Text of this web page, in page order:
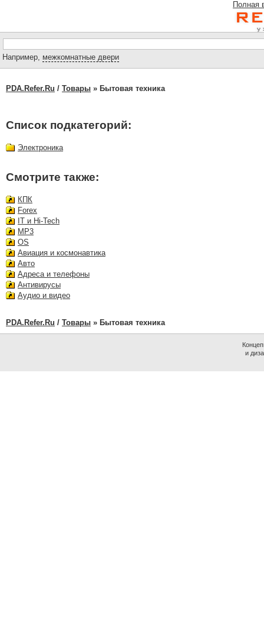
Полная
Например, межкомнатные двери
PDA.Refer.Ru / Товары » Бытовая техника
Список подкатегорий:
Электроника
Смотрите также:
КПК
Forex
IT и Hi-Tech
MP3
OS
Авиация и космонавтика
Авто
Адреса и телефоны
Антивирусы
Аудио и видео
PDA.Refer.Ru / Товары » Бытовая техника
и